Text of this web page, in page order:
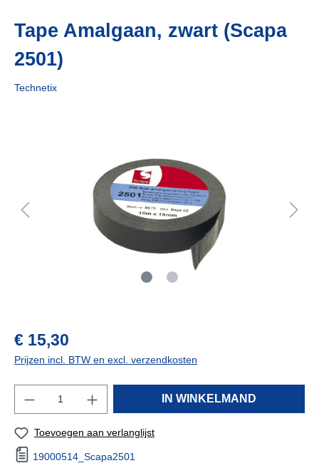
Tape Amalgaan, zwart (Scapa
2501)
Technetix
€ 15,30
Prijzen incl. BTW en excl. verzendkosten
IN WINKELMAND
Toevoegen aan verlanglijst
19000514_Scapa2501